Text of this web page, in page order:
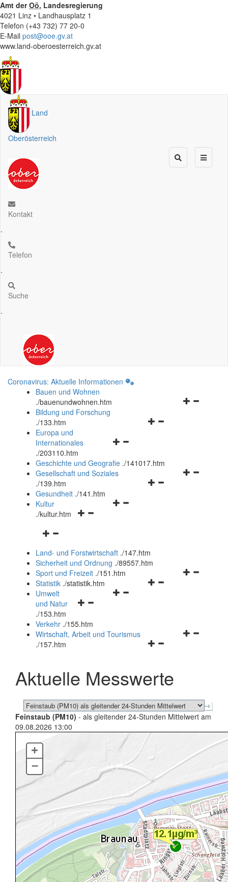
Amt derOö. Landesregierung
4021 Linz • Landhausplatz 1
Telefon (+43 732) 77 20-0
E-Mail post@ooe.gv.at
www.land-oberoesterreich.gv.at
Land
Oberösterreich
Kontakt
.
Telefon
.
Suche
.
Coronavirus: Aktuelle Informationen
Bauen und Wohnen
./bauenundwohnen.htm
Navigationsmenü
Bildung und Forschung
./133.htm
Navigationsmenü
und
schließen
Europa und
Internationales
./203110.htm
Geschichte und Geografie ./141017.htm
Navigationsmenü
Gesellschaft und Soziales
./139.htm
Navigationsmenü
Gesundheit ./141.htm
Navigationsmenü
Kultur
./kultur.htm
Navigationsmenü
und
schließen
Land- und Forstwirtschaft ./147.htm
Sicherheit und Ordnung ./89557.htm
Navigationsmenü
Sport und Freizeit ./151.htm
Navigationsmenü
Statistik ./statistik.htm
Navigationsmenü
und
schließen
Umwelt
und Natur
./153.htm
Verkehr ./155.htm
Navigationsmenü
schließen
Wirtschaft, Arbeit und Tourismus
./157.htm
Aktuelle Messwerte
Feinstaub (PM10) - als gleitender 24-Stunden Mittelwert am
09.08.2026 13:00
+
–